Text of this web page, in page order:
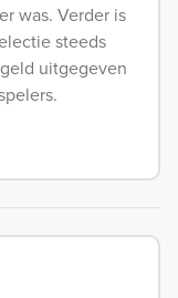
was. Verder is
steeds
uitgegeven